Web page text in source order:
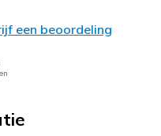
een beoordeling